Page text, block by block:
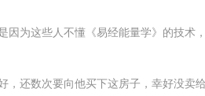
因为这些人不懂《易经能量学》的技术
，还数次要向他买下这房子，幸好没卖给